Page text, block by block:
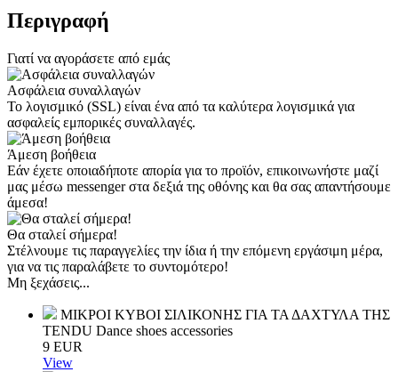
Περιγραφή
Γιατί να αγοράσετε από εμάς
Ασφάλεια συναλλαγών
Το λογισμικό (SSL) είναι ένα από τα καλύτερα λογισμικά για
ασφαλείς εμπορικές συναλλαγές.
Άμεση βοήθεια
Εάν έχετε οποιαδήποτε απορία για το προϊόν, επικοινωνήστε μαζί
μας μέσω messenger στα δεξιά της οθόνης και θα σας απαντήσουμε
άμεσα!
Θα σταλεί σήμερα!
Στέλνουμε τις παραγγελίες την ίδια ή την επόμενη εργάσιμη μέρα,
για να τις παραλάβετε το συντομότερο!
Μη ξεχάσεις...
ΜΙΚΡΟΙ ΚΥΒΟΙ ΣΙΛΙΚΟΝΗΣ ΓΙΑ ΤΑ ΔΑΧΤΥΛΑ ΤΗΣ
TENDU Dance shoes accessories
9 EUR
View